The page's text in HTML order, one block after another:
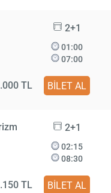
2+1
01:00
07:00
TL BİLET AL
2+1
02:15
08:30
TL BİLET AL